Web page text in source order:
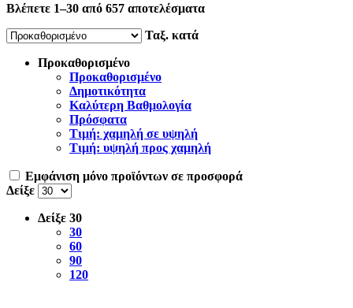
Βλέπετε 1–30 από 657 αποτελέσματα
Ταξ. κατά
Προκαθορισμένo
Προκαθορισμένo
Δημοτικότητα
Καλύτερη Βαθμολογία
Πρόσφατα
Τιμή: χαμηλή σε υψηλή
Τιμή: υψηλή προς χαμηλή
Εμφάνιση μόνο προϊόντων σε προσφορά
Δείξε
Δείξε 30
30
60
90
120